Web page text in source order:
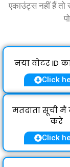
एकाउंट्स नहीं हैं
नया वोटर ID
Click
मतदाता सूची
करे
Click